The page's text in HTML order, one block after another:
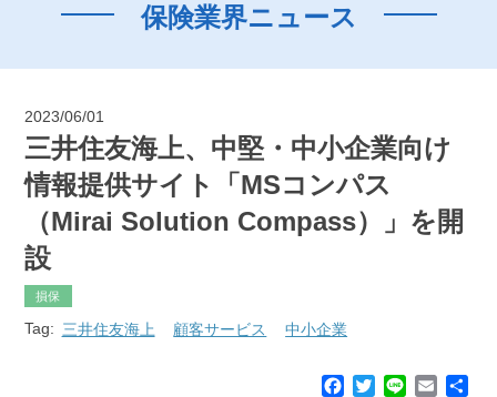
保険業界ニュース
2023/06/01
三井住友海上、中堅・中小企業向け
情報提供サイト「MSコンパス
（Mirai Solution Compass）」を開
設
損保
Tag: 三井住友海上 顧客サービス 中小企業
T
E